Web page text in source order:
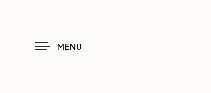
MENU